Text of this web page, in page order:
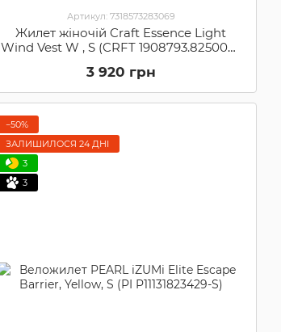
Артикул: 7318573283069
Жилет жіночій Craft Essence Light
Wind Vest W , S (CRFT 1908793.825000-
3 920 грн
−50%
ЗАЛИШИЛОСЯ 24 ДНІ
3
3